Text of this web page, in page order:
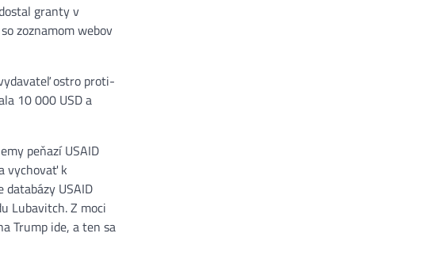
granty v
zoznamom webov
ostro proti-
10 000 USD a
peňazí USAID
vychovať k
USAID
Lubavitch. Z moci
Trump ide, a ten sa